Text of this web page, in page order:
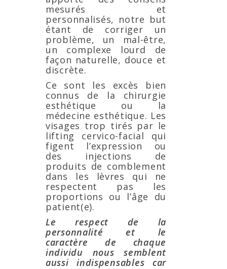
mesurés et
personnalisés, notre but
étant de corriger un
problème, un mal-être,
un complexe lourd de
façon naturelle, douce et
discrète.
Ce sont les excès bien
connus de la chirurgie
esthétique ou la
médecine esthétique. Les
visages trop tirés par le
lifting cervico-facial qui
figent l’expression ou
des injections de
produits de comblement
dans les lèvres qui ne
respectent pas les
proportions ou l’âge du
patient(e).
Le respect de la
personnalité et le
caractère de chaque
individu nous semblent
aussi indispensables car